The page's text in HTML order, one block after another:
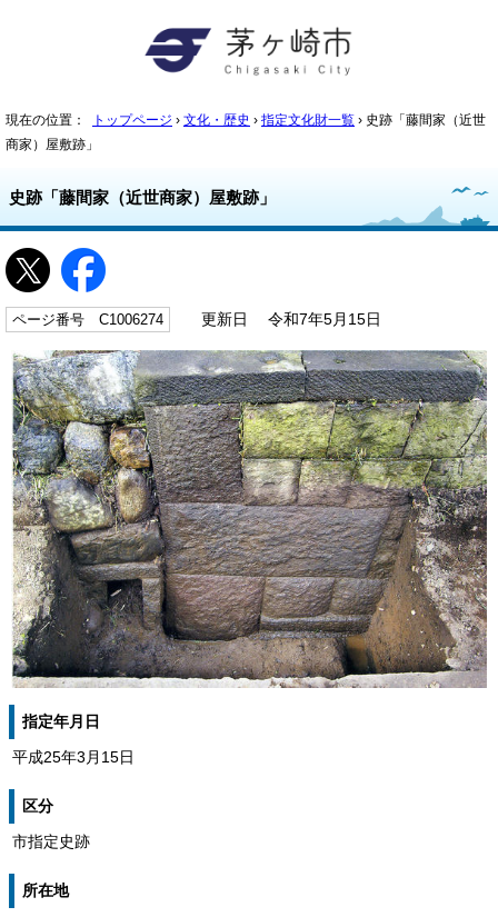
現在の位置： トップページ › 文化・歴史 › 指定文化財一覧 › 史跡「藤間家（近世
商家）屋敷跡」
史跡「藤間家（近世商家）屋敷跡」
ページ番号 C1006274 更新日 令和7年5月15日
指定年月日
平成25年3月15日
区分
市指定史跡
所在地